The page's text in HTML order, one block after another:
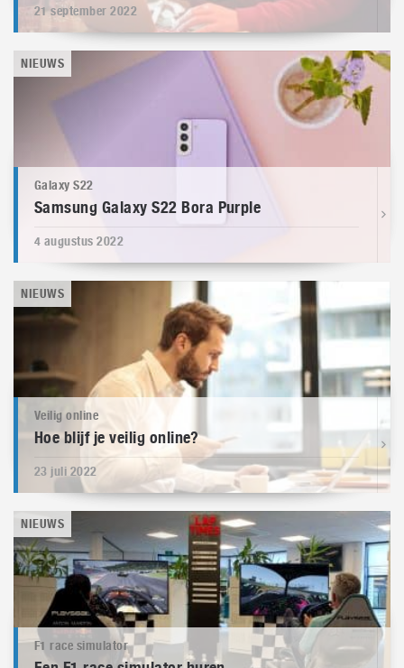
21 september 2022
NIEUWS
Galaxy S22
Samsung Galaxy S22 Bora Purple
4 augustus 2022
NIEUWS
Veilig online
Hoe blijf je veilig online?
23 juli 2022
NIEUWS
F1 race simulator